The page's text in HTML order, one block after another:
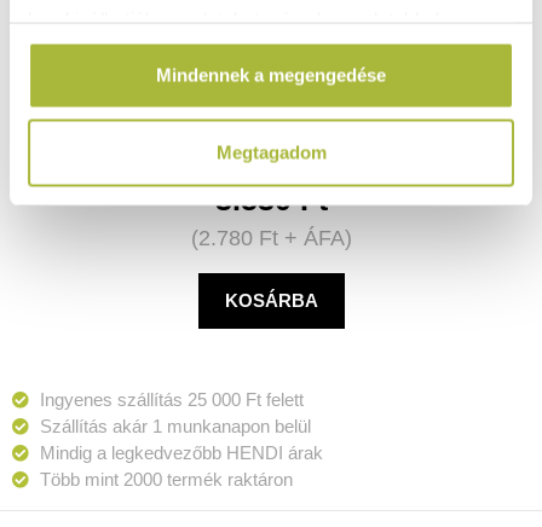
amelyeket Te adtál meg számukra vagy az általad
használt más szolgáltatásokból gyűjtöttek.
Mindennek a megengedése
Megtagadom
HENDI 855638
Raktáron
3.530Ft
(2.780 Ft+ ÁFA)
KOSÁRBA
Ingyenes szállítás 25 000 Ft felett
Szállítás akár 1 munkanapon belül
Mindig a legkedvezőbb HENDI árak
Több mint 2000 termék raktáron